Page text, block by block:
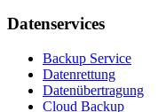
Datenservices
Backup Service
Datenrettung
Datenübertragung
Cloud Backup